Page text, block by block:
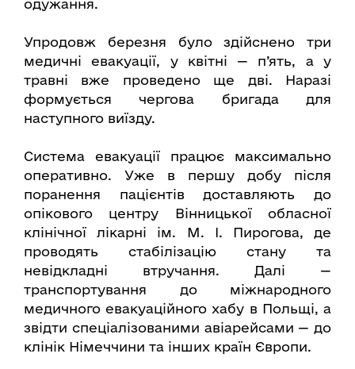
одужання.
Упродовж березня було здійснено три
медичні евакуації, у квітні — п’ять, а у
травні вже проведено ще дві. Наразі
формується чергова бригада для
наступного виїзду.
Система евакуації працює максимально
оперативно. Уже в першу добу після
поранення пацієнтів доставляють до
опікового центру Вінницької обласної
клінічної лікарні ім. М. І. Пирогова, де
проводять стабілізацію стану та
невідкладні втручання. Далі —
транспортування до міжнародного
медичного евакуаційного хабу в Польщі, а
звідти спеціалізованими авіарейсами — до
клінік Німеччини та інших країн Європи.